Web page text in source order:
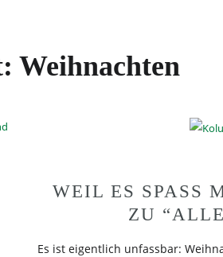
Weihnachten
WEIL ES SPASS
U “ALLE
Es ist eigentlich unfassbar: